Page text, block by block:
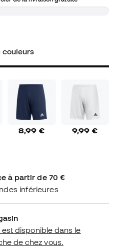
couleurs
8,99 € 9,99 €
à partir de 70 €
inférieures
disponible dans le
de chez vous.